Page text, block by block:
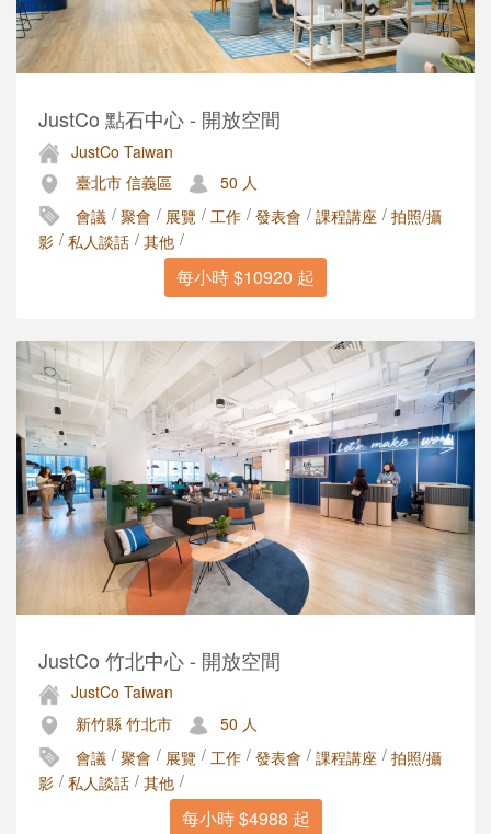
JustCo 點石中心 - 開放空間
JustCo Taiwan
臺北市 信義區
50 人
會議 / 聚會 / 展覽 / 工作 / 發表會 / 課程講座 / 拍照/攝
影 / 私人談話 / 其他 /
每小時 $10920 起
JustCo 竹北中心 - 開放空間
JustCo Taiwan
新竹縣 竹北市
50 人
會議 / 聚會 / 展覽 / 工作 / 發表會 / 課程講座 / 拍照/攝
影 / 私人談話 / 其他 /
每小時 $4988 起